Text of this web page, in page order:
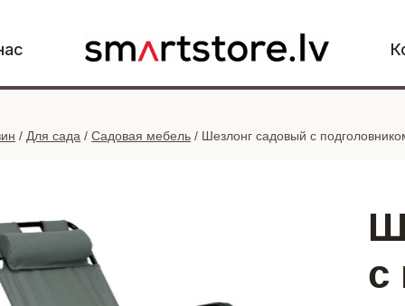
/ Для сада / Садовая мебель / Шезлонг садовый с
с